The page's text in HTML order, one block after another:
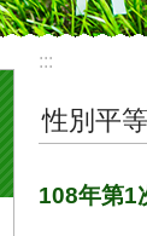
:::
性別平
108年第1